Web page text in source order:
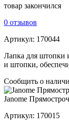
товар закончился
0 отзывов
Артикул: 170044
Лапка для штопки
и штопки,
Сообщить о
Janome
Артикул: 170015